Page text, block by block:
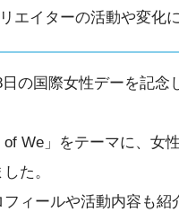
エイターの活動や変化
日の国際女性デーを記
of We」をテーマに、
た。
ィールや活動内容も紹